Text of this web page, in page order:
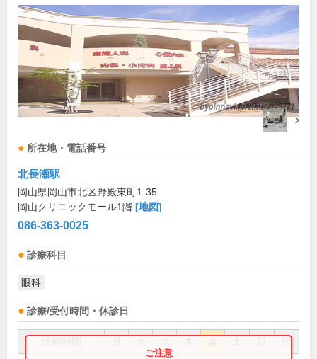
所在地・電話番号
北長瀬駅
岡山県岡山市北区野殿東町1-35
岡山クリニックモール1階 [地図]
086-363-0025
診療科目
眼科
診療/受付時間・休診日
祝